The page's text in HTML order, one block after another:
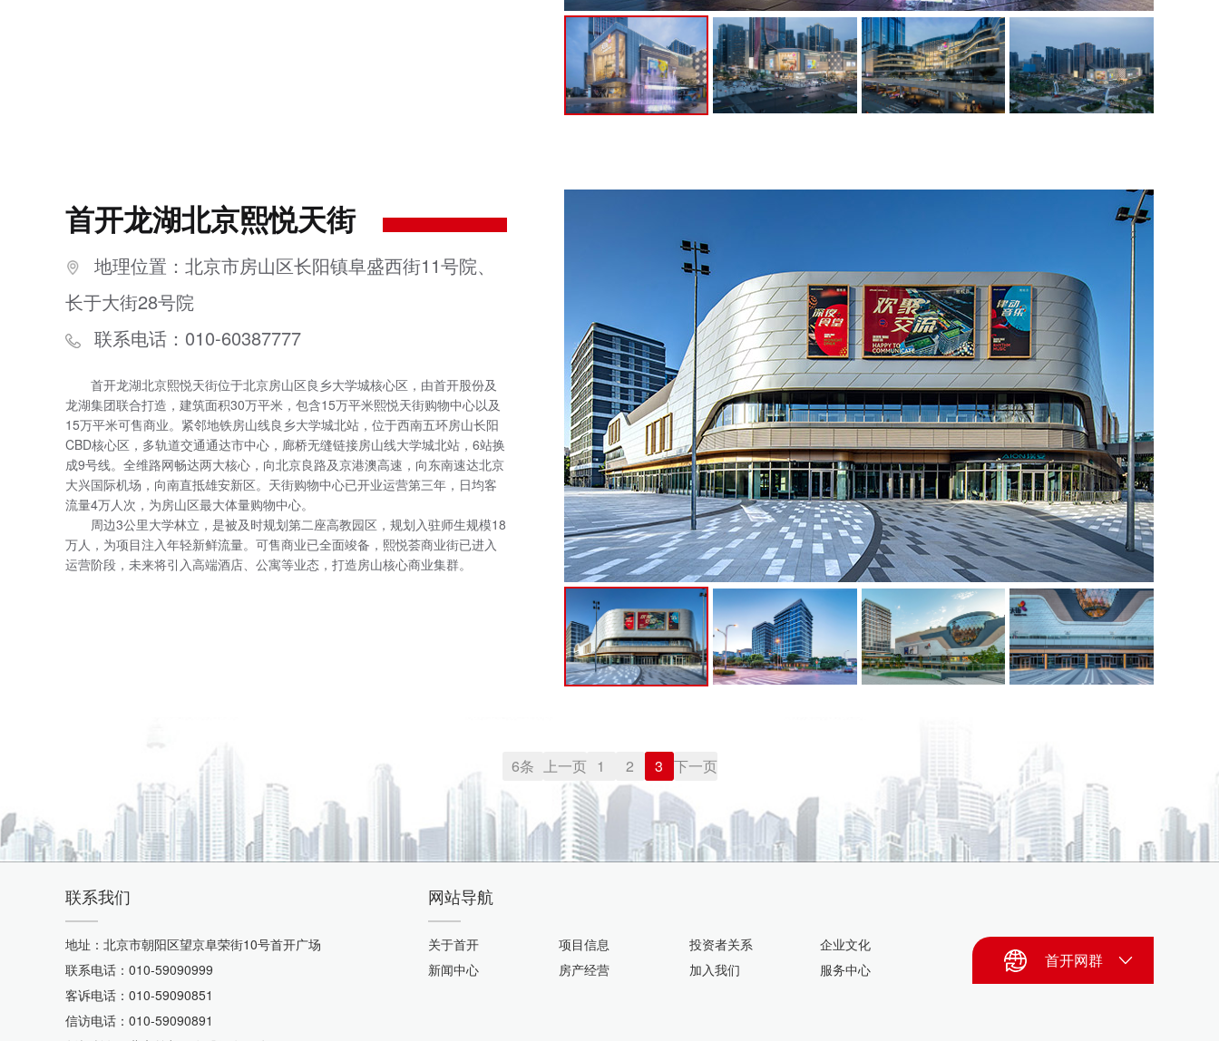
首开龙湖北京熙悦天街
地理位置：北京市房山区长阳镇阜盛西街11号院、
长于大街28号院
联系电话：010-60387777
首开龙湖北京熙悦天街位于北京房山区良乡大学城核心区，由首开股份及
龙湖集团联合打造，建筑面积30万平米，包含15万平米熙悦天街购物中心以及
15万平米可售商业。紧邻地铁房山线良乡大学城北站，位于西南五环房山长阳
CBD核心区，多轨道交通通达市中心，廊桥无缝链接房山线大学城北站，6站换
成9号线。全维路网畅达两大核心，向北京良路及京港澳高速，向东南速达北京
大兴国际机场，向南直抵雄安新区。天街购物中心已开业运营第三年，日均客
流量4万人次，为房山区最大体量购物中心。
周边3公里大学林立，是被及时规划第二座高教园区，规划入驻师生规模18
万人，为项目注入年轻新鲜流量。可售商业已全面竣备，熙悦荟商业街已进入
运营阶段，未来将引入高端酒店、公寓等业态，打造房山核心商业集群。
6条 上一页 1 2 3 下一页
联系我们
地址：北京市朝阳区望京阜荣街10号首开广场
联系电话：010-59090999
客诉电话：010-59090851
信访电话：010-59090891
网站导航
关于首开 项目信息 投资者关系
企业文化
新闻中心
房产经营 加入我们 服务中心 首开网群